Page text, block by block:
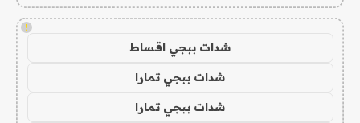
!
شدات ببجي اقساط
شدات ببجي تمارا
شدات ببجي تمارا